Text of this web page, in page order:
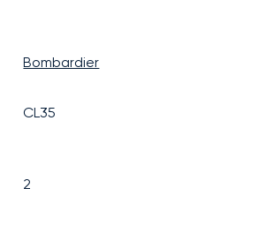
Bombardier
CL35
2